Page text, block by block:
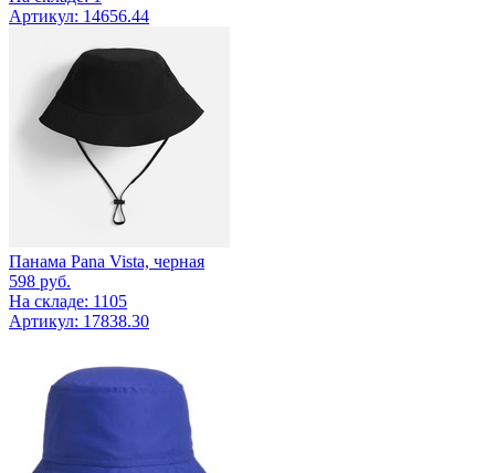
Артикул: 14656.44
Панама Pana Vista, черная
598 руб.
На складе: 1105
Артикул: 17838.30